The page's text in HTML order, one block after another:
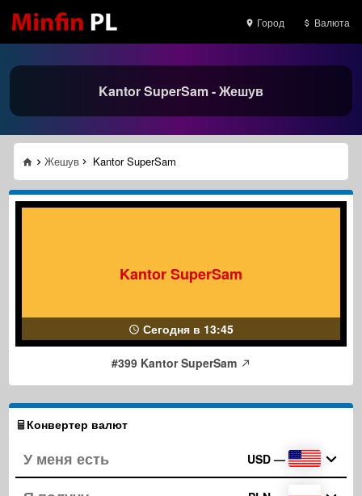
Город Валюта
Kantor SuperSam - Жешув
Жешув Kantor SuperSam
Kantor SuperSam
Сегодня в 13:45
#399 Kantor SuperSam
Конвертер валют
USD —